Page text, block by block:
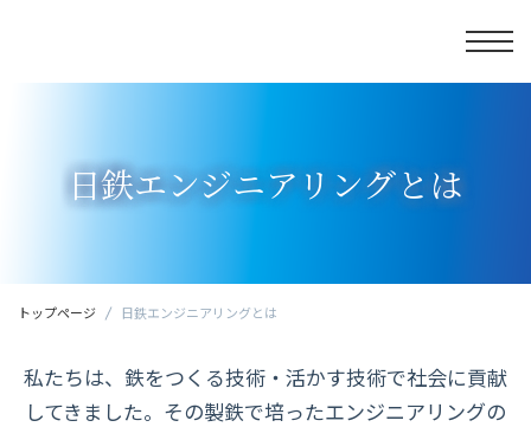
日鉄エンジニアリングとは
トップページ 日鉄エンジニアリングとは
私たちは、鉄をつくる技術・活かす技術で社会に貢献
してきました。その製鉄で培ったエンジニアリングの